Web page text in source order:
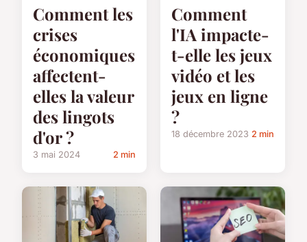
Comment les
crises
économiques
affectent-
elles la valeur
des lingots
d'or ?
3 mai 2024 2 min
Comment
l'IA impacte-
t-elle les jeux
vidéo et les
jeux en ligne
?
18 décembre 2023 2 min